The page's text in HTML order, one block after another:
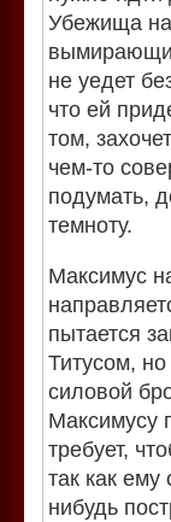
Убежища
не уедет
что ей
том,
чем-то
подумать,
темноту.
Максимус
пытается
Титусом,
силовой
Максимусу
требует,
так как ему
нибудь